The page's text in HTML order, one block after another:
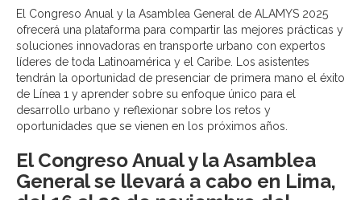
El Congreso Anual y la Asamblea General de ALAMYS 2025
ofrecerá una plataforma para compartir las mejores prácticas y
soluciones innovadoras en transporte urbano con expertos
líderes de toda Latinoamérica y el Caribe. Los asistentes
tendrán la oportunidad de presenciar de primera mano el éxito
de Línea 1 y aprender sobre su enfoque único para el
desarrollo urbano y reflexionar sobre los retos y
oportunidades que se vienen en los próximos años.
El Congreso Anual y la Asamblea
General se llevará a cabo en Lima,